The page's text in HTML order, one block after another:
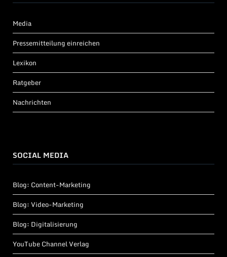
Media
Pressemitteilung einreichen
Lexikon
Ratgeber
Nachrichten
SOCIAL MEDIA
Blog: Content-Marketing
Blog: Video-Marketing
Blog: Digitalisierung
YouTube Channel Verlag